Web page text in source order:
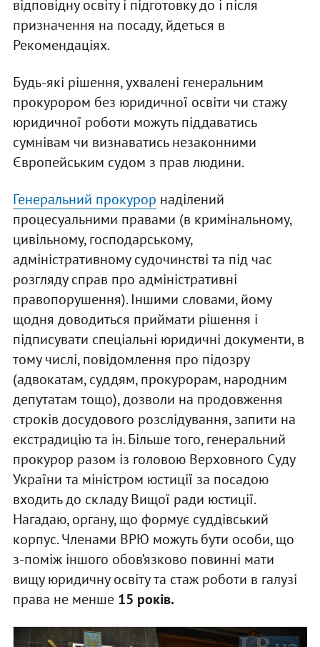
відповідну освіту і підготовку до і після
призначення на посаду, йдеться в
Рекомендаціях.
Будь-які рішення, ухвалені генеральним
прокурором без юридичної освіти чи стажу
юридичної роботи можуть піддаватись
сумнівам чи визнаватись незаконними
Європейським судом з прав людини.
Генеральний прокурор наділений
процесуальними правами (в кримінальному,
цивільному, господарському,
адміністративному судочинстві та під час
розгляду справ про адміністративні
правопорушення). Іншими словами, йому
щодня доводиться приймати рішення і
підписувати спеціальні юридичні документи, в
тому числі, повідомлення про підозру
(адвокатам, суддям, прокурорам, народним
депутатам тощо), дозволи на продовження
строків досудового розслідування, запити на
екстрадицію та ін. Більше того, генеральний
прокурор разом із головою Верховного Суду
України та міністром юстиції за посадою
входить до складу Вищої ради юстиції.
Нагадаю, органу, що формує суддівський
корпус. Членами ВРЮ можуть бути особи, що
з-поміж іншого обов’язково повинні мати
вищу юридичну освіту та стаж роботи в галузі
права не менше 15 років.